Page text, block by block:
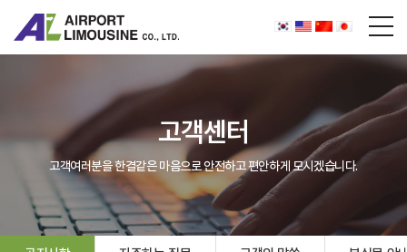
고객센터
고객여러분을 한결같은 마음으로 안전하고 편안하게 모시겠습니다.